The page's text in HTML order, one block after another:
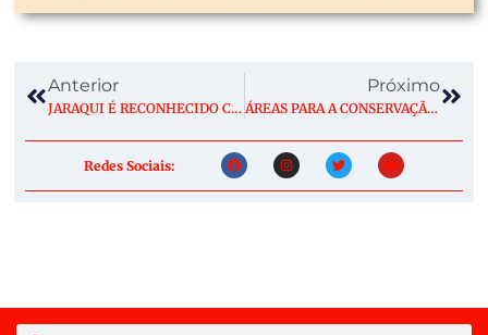
Anterior
JARAQUI É RECONHECIDO COMO PATRIMÔNIO CULTURAL DO AMAZONAS
Próximo
ÁREAS PARA A CONSERVAÇÃO DO SAUIM-DE-COLEIRA, SÍMBOLO DE MANAUS – 3: QUANTIFICAÇÃO DAS AMEAÇAS
Redes Sociais: